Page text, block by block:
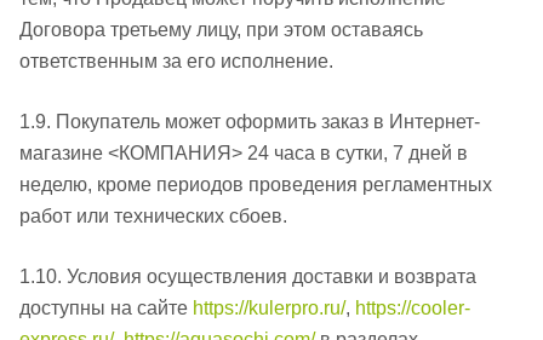
Договора третьему лицу, при этом оставаясь
ответственным за его исполнение.
1.9. Покупатель может оформить заказ в Интернет-
магазине <КОМПАНИЯ> 24 часа в сутки, 7 дней в
неделю, кроме периодов проведения регламентных
работ или технических сбоев.
1.10. Условия осуществления доставки и возврата
доступны на сайте https://kulerpro.ru/, https://cooler-